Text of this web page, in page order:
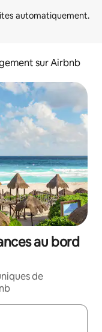
sur Airbnb
au bord
de
les flèches vers le